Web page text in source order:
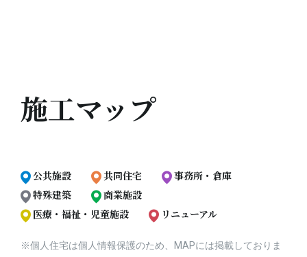
施工マップ
公共施設 共同住宅
事務所・倉庫
特殊建築
商業施設
医療・福祉・児童施設
リニューアル
※個人住宅は個人情報保護のため、MAPには掲載しておりま